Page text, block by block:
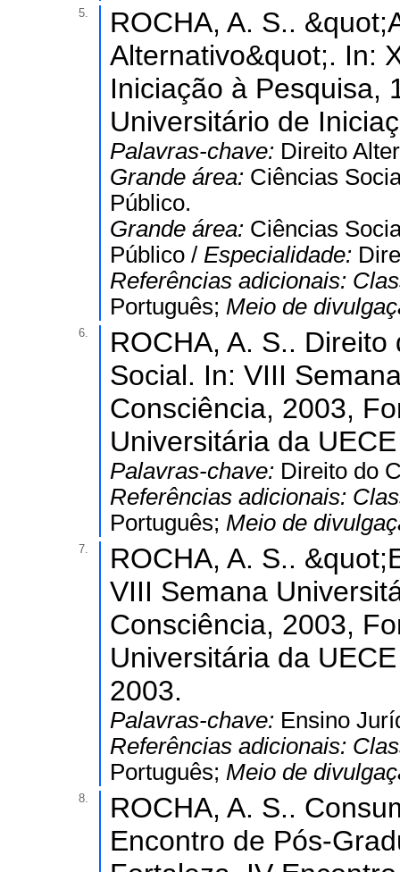
5.
ROCHA, A. S..
Alternativo&quot;. In:
Iniciação à Pesquisa,
Universitário de
Palavras-chave: Direito
Grande área: Ciências
Público.
Grande área: Ciências
Público / Especialidade:
Referências adicionais:
Português; Meio de
6.
ROCHA, A. S..
Social. In: VIII
Consciência, 2003,
Universitária da
Palavras-chave: Direito do
Referências adicionais:
Português; Meio de
7.
ROCHA, A. S..
VIII Semana
Consciência, 2003,
Universitária da
2003.
Palavras-chave: Ensino
Referências adicionais:
Português; Meio de
8.
ROCHA, A. S..
Encontro de Pós-